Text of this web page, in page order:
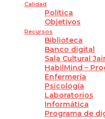
Calidad
Política
Objetivos
Recursos
Biblioteca
Banco digital
Sala Cultural
HabilMind –
Enfermería
Psicología
Laboratorios
Informática
Programa de